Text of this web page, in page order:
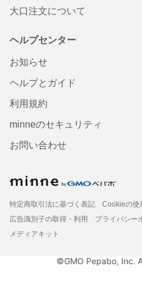
大口注文について
ヘルプセンター
お知らせ
ヘルプとガイド
利用規約
minneのセキュリティ
お問い合わせ
特定商取引法に基づく表記
Cookieの使
広告識別子の取得・利用
プライバシー
メディアキット
©GMO Pepabo, Inc.